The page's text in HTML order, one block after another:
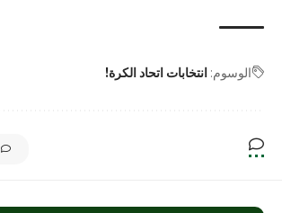
الوسوم: انتخابات اتحاد الكرة!